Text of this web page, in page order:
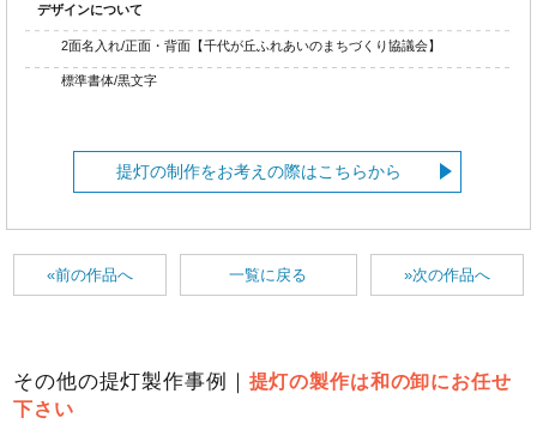
デザインについて
2面名入れ/正面・背面【千代が丘ふれあいのまちづくり協議会】
標準書体/黒文字
提灯の制作をお考えの際はこちらから
«前の作品へ »次の作品へ
一覧に戻る
その他の提灯製作事例｜ 提灯の製作は和の卸にお任せ
下さい